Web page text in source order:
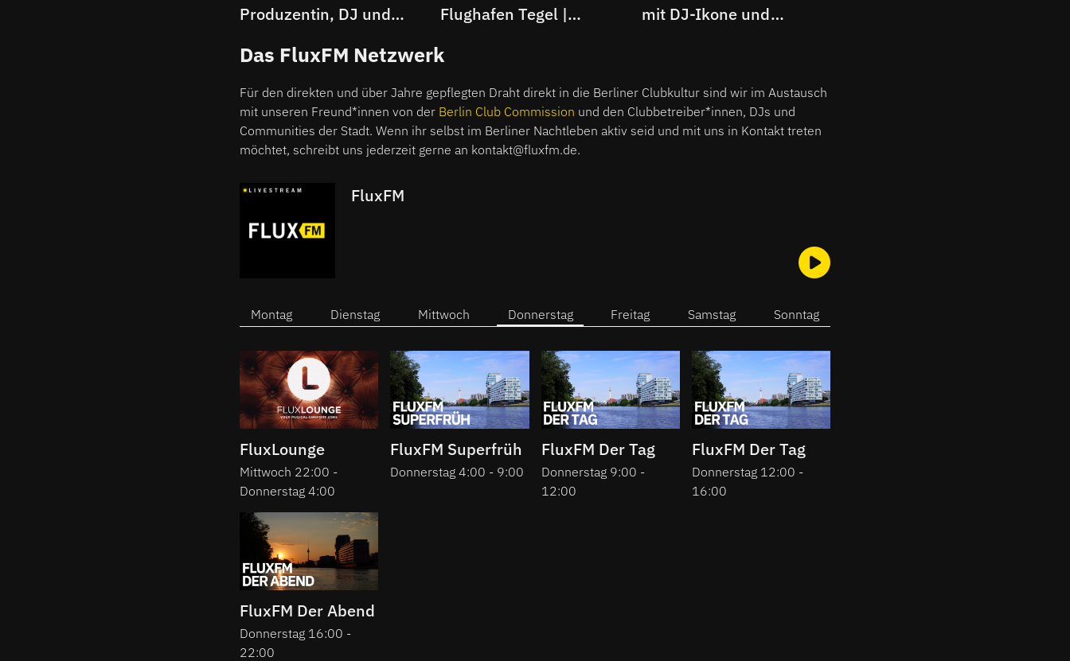
Produzentin, DJ und
Flughafen Tegel |
von Khisdapaze
mit DJ-Ikone und
Das FluxFM Netzwerk
Für den direkten und über Jahre gepflegten Draht direkt in die Berliner Clubkultur sind wir im Austausch
mit unseren Freund*innen von der Berlin Club Commission und den Clubbetreiber*innen, DJs und
Communities der Stadt. Wenn ihr selbst im Berliner Nachtleben aktiv seid und mit uns in Kontakt treten
möchtet, schreibt uns jederzeit gerne an kontakt@fluxfm.de.
FluxFM
Montag Dienstag Mittwoch Donnerstag Freitag Samstag Sonntag
FluxLounge
Mittwoch 22:00 -
Donnerstag 4:00
FluxFM Superfrüh
Donnerstag 4:00 - 9:00
FluxFM Der Tag
Donnerstag 9:00 -
12:00
FluxFM Der Tag
Donnerstag 12:00 -
16:00
FluxFM Der Abend
Donnerstag 16:00 -
22:00